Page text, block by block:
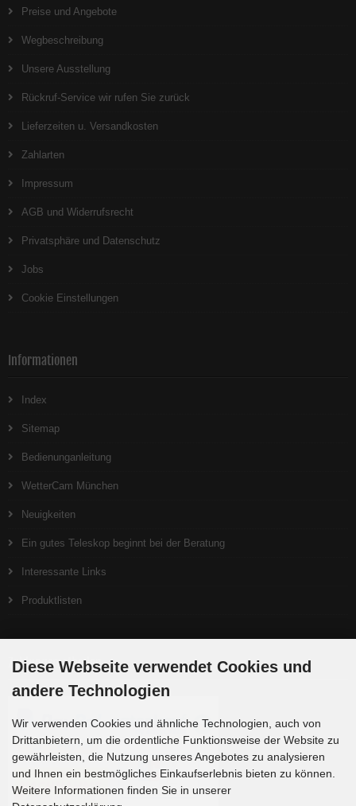
Preise und Angebote
Wegbeschreibung
Unsere Ausstellung
Rückruf-Service wir rufen Sie zurück
Lieferzeiten u. Versandkosten
Zahlarten
Impressum
AGB und Widerrufsrecht
Privatsphäre und Datenschutz
Jobs
Cookie Einstellungen
Informationen
Index
Sitemap
Bedienunganleitung
WetterCam München
Neuigkeiten
Ein gutes Teleskop beginnt bei der Beratung
Interessante Links
Produktlisten
Zahlungsmethoden
Diese Webseite verwendet Cookies und
andere Technologien
Wir verwenden Cookies und ähnliche Technologien, auch von
Drittanbietern, um die ordentliche Funktionsweise der Website zu
gewährleisten, die Nutzung unseres Angebotes zu analysieren
und Ihnen ein bestmögliches Einkaufserlebnis bieten zu können.
Weitere Informationen finden Sie in unserer